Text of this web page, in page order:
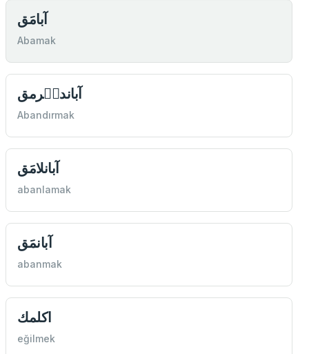
آبامَق
Abamak
آباندىٖرمق
Abandırmak
آبانلامَق
abanlamak
آبانمَق
abanmak
اكلمك
eğilmek